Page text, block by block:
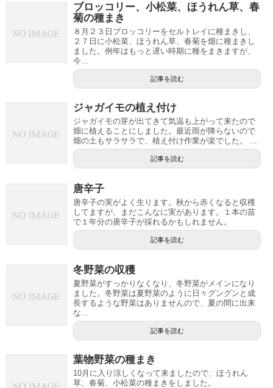
ブロッコリー、小松菜、ほうれん草、春
菊の種まき
８月２３日ブロッコリーをセルトレイに種まきし、
２７日に小松菜、ほうれん草、春菊を畑に種まきし
ました。例年はもっと遅い時期に種をまきますが、
今...
記事を読む
ジャガイモの植え付け
ジャガイモの芽が出てきて気温も上がって来たので
畑に植えることにしました。最近雨が降らないので
畑の土もサラサラで、植え付け作業が楽でした。 ...
記事を読む
唐辛子
唐辛子の実がよく生ります。秋から赤くなると収穫
してますが、まだこんなに実があります。１本の苗
で１年分の唐辛子が採れるかもしれません。
記事を読む
冬野菜の収穫
夏野菜がすっかりなくなり、冬野菜がメインになり
ました。冬野菜は夏野菜のように日々グングンと成
長するような野菜はありませんので、夏の間に出来
な...
記事を読む
葉物野菜の種まき
10月に入り涼しくなって来ましたので、ほうれん
草、春菊、小松菜の種まきをしました。